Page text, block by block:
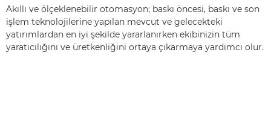
Akıllı ve ölçeklenebilir otomasyon; baskı öncesi, baskı ve son
işlem teknolojilerine yapılan mevcut ve gelecekteki
yatırımlardan en iyi şekilde yararlanırken ekibinizin tüm
yaratıcılığını ve üretkenliğini ortaya çıkarmaya yardımcı olur.